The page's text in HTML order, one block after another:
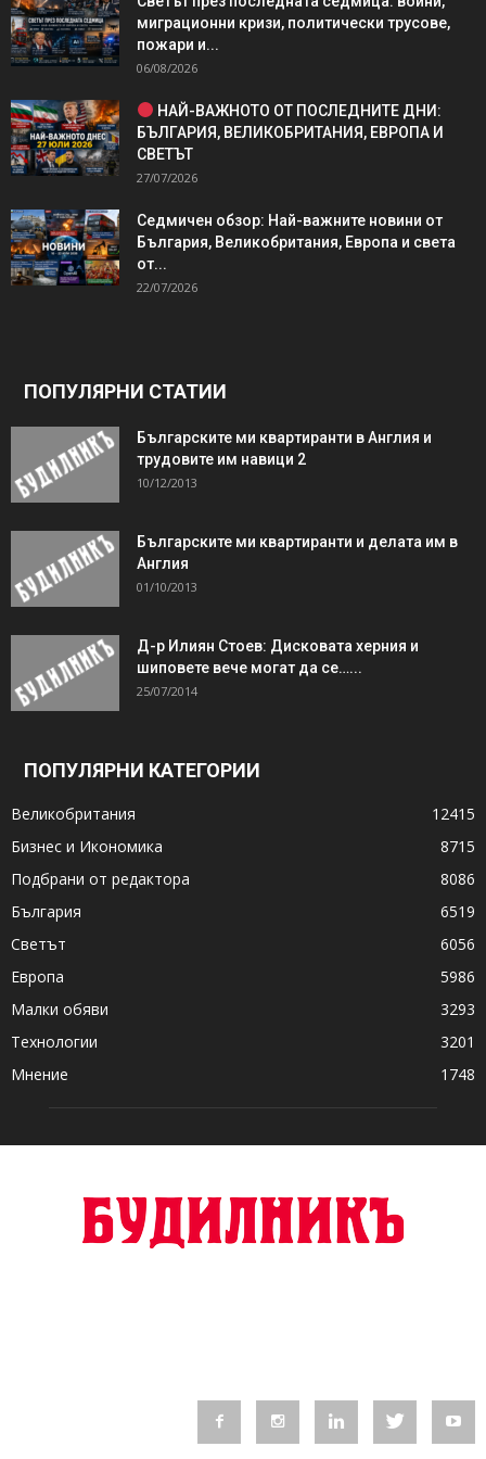
миграционни кризи, политически трусове,
пожари и...
06/08/2026
НАЙ-ВАЖНОТО ОТ ПОСЛЕДНИТЕ ДНИ:
БЪЛГАРИЯ, ВЕЛИКОБРИТАНИЯ, ЕВРОПА И
СВЕТЪТ
27/07/2026
Седмичен обзор: Най-важните новини от
България, Великобритания, Европа и света
от...
22/07/2026
ПОПУЛЯРНИ СТАТИИ
Българските ми квартиранти в Англия и
трудовите им навици 2
10/12/2013
Българските ми квартиранти и делата им в
Англия
01/10/2013
Д-р Илиян Стоев: Дисковата херния и
шиповете вече могат да се…...
25/07/2014
ПОПУЛЯРНИ КАТЕГОРИИ
Великобритания
12415
Бизнес и Икономика
8715
Подбрани от редактора
8086
България
6519
Светът
6056
Европа
5986
Малки обяви
3293
Технологии
3201
Мнение
1748